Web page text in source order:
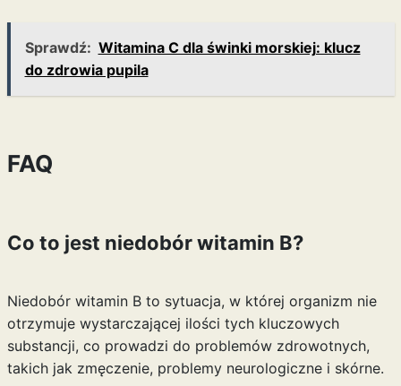
Sprawdź: Witamina C dla świnki morskiej: klucz
do zdrowia pupila
FAQ
Co to jest niedobór witamin B?
Niedobór witamin B to sytuacja, w której organizm nie
otrzymuje wystarczającej ilości tych kluczowych
substancji, co prowadzi do problemów zdrowotnych,
takich jak zmęczenie, problemy neurologiczne i skórne.